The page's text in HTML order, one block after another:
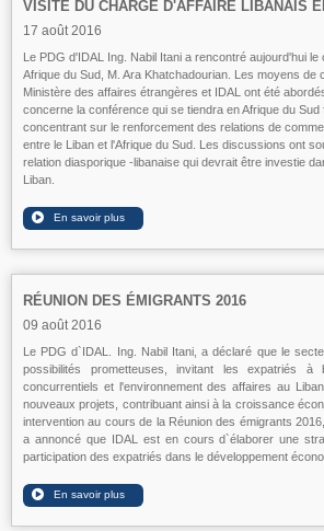
VISITE DU CHARGÉ D'AFFAIRE LIBANAIS
17 août 2016
Le PDG d'IDAL Ing. Nabil Itani a rencontré aujourd'hui
Afrique du Sud, M. Ara Khatchadourian. Les moyens de
Ministère des affaires étrangères et IDAL ont été
concerne la conférence qui se tiendra en Afrique du
concentrant sur le renforcement des relations de
entre le Liban et l'Afrique du Sud. Les discussions ont
relation diasporique -libanaise qui devrait être investie
Liban.
RÉUNION DES ÉMIGRANTS 2016
09 août 2016
Le PDG d`IDAL. Ing. Nabil Itani, a déclaré que le
possibilités prometteuses, invitant les expatriés à
concurrentiels et l'environnement des affaires au
nouveaux projets, contribuant ainsi à la croissance
intervention au cours de la Réunion des émigrants
a annoncé que IDAL est en cours d`élaborer une
participation des expatriés dans le développement